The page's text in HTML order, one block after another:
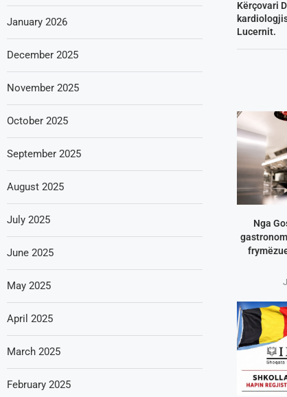
Kërçovari
Lucernit.
Nga
January 2026
December 2025
November 2025
October 2025
September 2025
August 2025
July 2025
June 2025
May 2025
April 2025
March 2025
February 2025